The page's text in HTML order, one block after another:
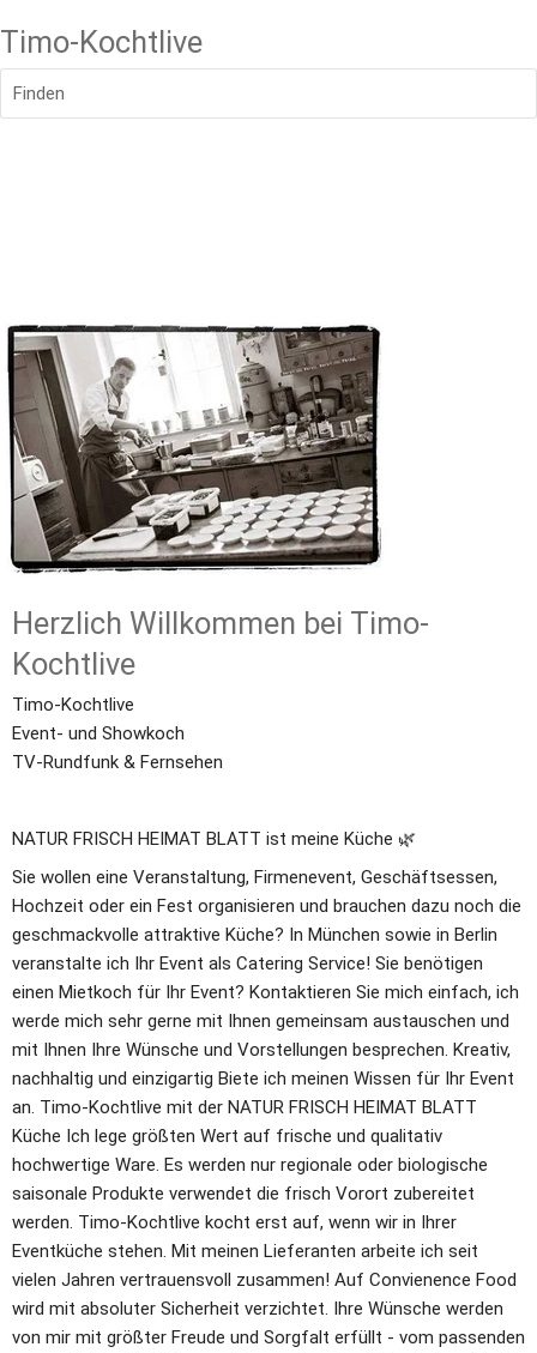
Timo-Kochtlive
Finden
Herzlich Willkommen bei Timo-
Kochtlive
Timo-Kochtlive
Event- und Showkoch
TV-Rundfunk & Fernsehen
NATUR FRISCH HEIMAT BLATT ist meine Küche 🌿
Sie wollen eine Veranstaltung, Firmenevent, Geschäftsessen,
Hochzeit oder ein Fest organisieren und brauchen dazu noch die
geschmackvolle attraktive Küche? In München sowie in Berlin
veranstalte ich Ihr Event als Catering Service! Sie benötigen
einen Mietkoch für Ihr Event? Kontaktieren Sie mich einfach, ich
werde mich sehr gerne mit Ihnen gemeinsam austauschen und
mit Ihnen Ihre Wünsche und Vorstellungen besprechen. Kreativ,
nachhaltig und einzigartig Biete ich meinen Wissen für Ihr Event
an. Timo-Kochtlive mit der NATUR FRISCH HEIMAT BLATT
Küche Ich lege größten Wert auf frische und qualitativ
hochwertige Ware. Es werden nur regionale oder biologische
saisonale Produkte verwendet die frisch Vorort zubereitet
werden. Timo-Kochtlive kocht erst auf, wenn wir in Ihrer
Eventküche stehen. Mit meinen Lieferanten arbeite ich seit
vielen Jahren vertrauensvoll zusammen! Auf Convienence Food
wird mit absoluter Sicherheit verzichtet. Ihre Wünsche werden
von mir mit größter Freude und Sorgfalt erfüllt - vom passenden